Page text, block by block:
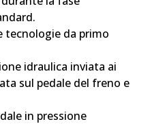
tecnologie da primo
idraulica inviata ai
sul pedale del freno e
in pressione